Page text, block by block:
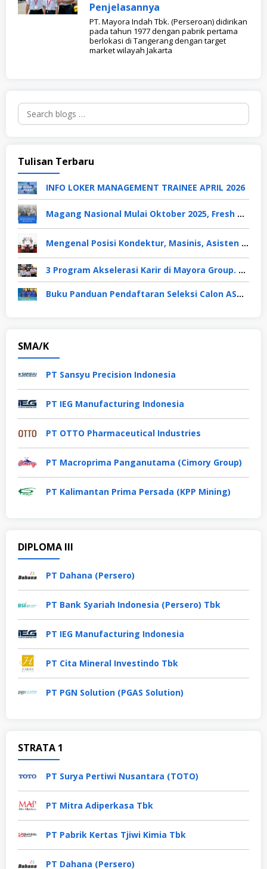
Penjelasannya
PT. Mayora Indah Tbk. (Perseroan) didirikan
pada tahun 1977 dengan pabrik pertama
berlokasi di Tangerang dengan target
market wilayah Jakarta
Search
for:
Tulisan Terbaru
INFO LOKER MANAGEMENT TRAINEE APRIL 2026
Magang Nasional Mulai Oktober 2025, Fresh Graduate Dapat Gaji UMP Selama 6 Bulan
Mengenal Posisi Kondektur, Masinis, Asisten PPKA, Pemeliharaan Sarana dan Prasarana, Polsuska (Polisi Khusus Kereta Api), di PT KAI
3 Program Akselerasi Karir di Mayora Group. Apa Saja? Berikut Penjelasannya
Buku Panduan Pendaftaran Seleksi Calon ASN TA 2024
SMA/K
PT Sansyu Precision Indonesia
PT IEG Manufacturing Indonesia
PT OTTO Pharmaceutical Industries
PT Macroprima Panganutama (Cimory Group)
PT Kalimantan Prima Persada (KPP Mining)
DIPLOMA III
PT Dahana (Persero)
PT Bank Syariah Indonesia (Persero) Tbk
PT IEG Manufacturing Indonesia
PT Cita Mineral Investindo Tbk
PT PGN Solution (PGAS Solution)
STRATA 1
PT Surya Pertiwi Nusantara (TOTO)
PT Mitra Adiperkasa Tbk
PT Pabrik Kertas Tjiwi Kimia Tbk
PT Dahana (Persero)